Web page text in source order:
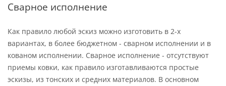
Сварное исполнение
Как правило любой эскиз можно изготовить в 2-х
вариантах, в более бюджетном - сварном исполнении и в
кованом исполнении. Сварное исполнение - отсутствуют
приемы ковки, как правило изготавливаются простые
эскизы, из тонских и средних материалов. В основном